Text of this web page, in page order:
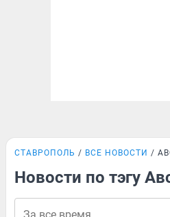
СТАВРОПОЛЬ ВСЕ НОВОСТИ
Новости по тэгу